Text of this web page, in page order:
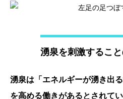
湧泉を刺激するこ
湧泉は「エネルギーが湧き出
を高める働きがあるとされてい